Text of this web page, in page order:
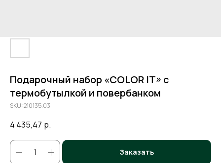
Подарочный набор «COLOR IT» с
термобутылкой и повербанком
SKU:210135.03
4 435,47 р.
Заказать